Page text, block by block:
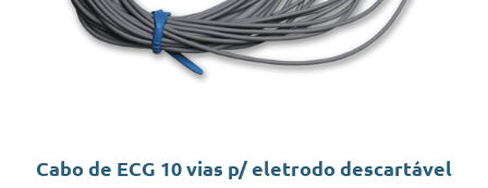
Cabo de ECG 10 vias p/ eletrodo descartável